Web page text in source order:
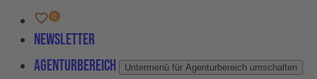
Newsletter
Agenturbereich
Untermenü für Agenturbereich umschalten